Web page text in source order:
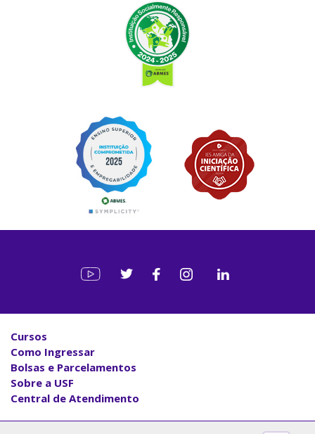
Cursos
Como Ingressar
Bolsas e Parcelamentos
Sobre a USF
Central de Atendimento